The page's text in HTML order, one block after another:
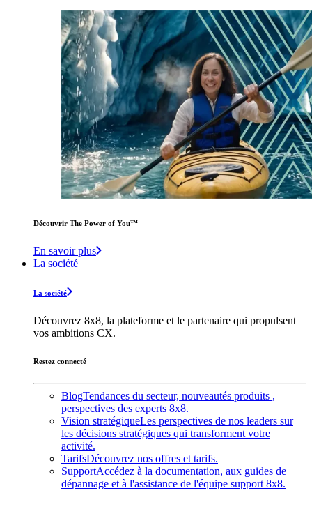
Découvrir The Power of You™️
En savoir plus
La société
La société
Découvrez 8x8, la plateforme et le partenaire qui propulsent
vos ambitions CX.
Restez connecté
BlogTendances du secteur, nouveautés produits ,
perspectives des experts 8x8.
Vision stratégiqueLes perspectives de nos leaders sur
les décisions stratégiques qui transforment votre
activité.
TarifsDécouvrez nos offres et tarifs.
SupportAccédez à la documentation, aux guides de
dépannage et à l'assistance de l'équipe support 8x8.